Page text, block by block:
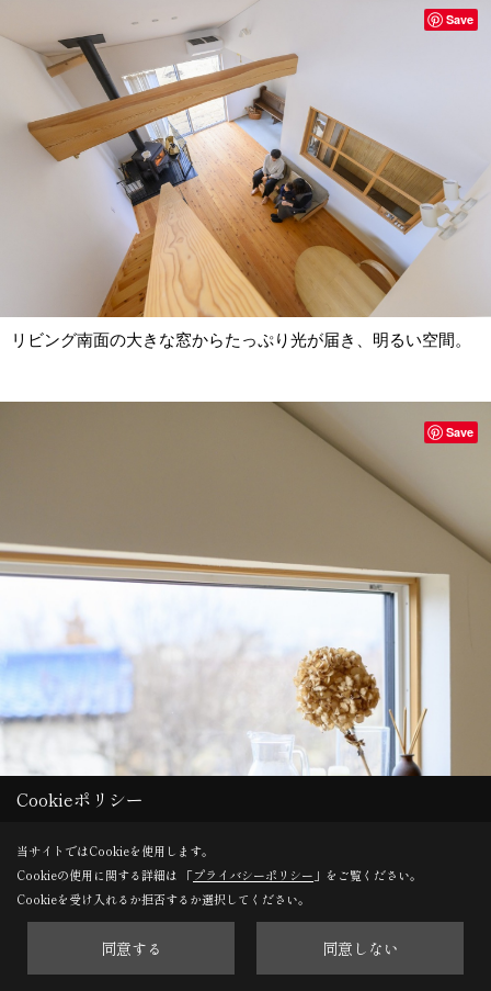
リビング南面の大きな窓からたっぷり光が届き、明るい空間。
Save
Save
Cookieポリシー
当サイトではCookieを使用します。
Cookieの使用に関する詳細は 「プライバシーポリシー 」をご覧ください。
Cookieを受け入れるか拒否するか選択してください。
同意する 同意しない